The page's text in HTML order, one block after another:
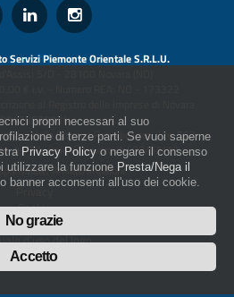
Servizi Piemonte Orientale S.R.L.U.
€ i.v. - Numero REA: NO - 173322
al Registro delle Imprese di Novara
01436930034
della Stampa Periodica con il nr. 562
del Tribunale di Novara del 07/03/13
Amleto Impaloni
Privacy
Cookie
Whistleblowing
d'uso del logo
Parità di genere
propri necessari al suo
di terze parti. Se vuoi saperne
Privacy Policy o negare il consenso
utilizzare la funzione Presta/Nega il
banner acconsenti all'uso dei cookie.
No grazie
Accetto